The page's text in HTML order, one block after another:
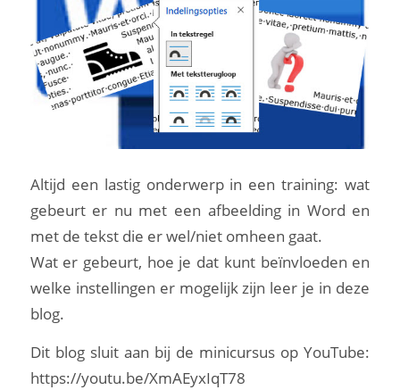
Altijd een lastig onderwerp in een training: wat
gebeurt er nu met een afbeelding in Word en
met de tekst die er wel/niet omheen gaat.
Wat er gebeurt, hoe je dat kunt beïnvloeden en
welke instellingen er mogelijk zijn leer je in deze
blog.
Dit blog sluit aan bij de minicursus op YouTube:
https://youtu.be/XmAEyxIqT78